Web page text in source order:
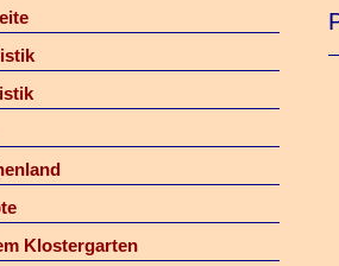
Klostergarten